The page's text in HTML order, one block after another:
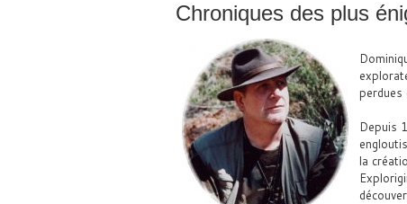
Chroniques des plus
perdues
Depuis
la